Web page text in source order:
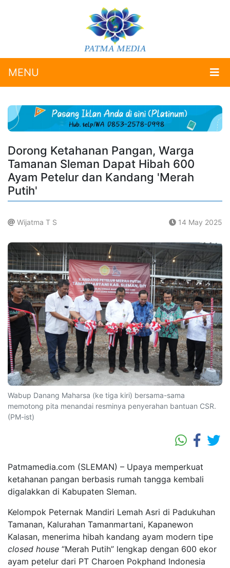
MENU
Dorong Ketahanan Pangan, Warga
Tamanan Sleman Dapat Hibah 600
Ayam Petelur dan Kandang 'Merah
Putih'
Wijatma T S 14 May 2025
Wabup Danang Maharsa (ke tiga kiri) bersama-sama
memotong pita menandai resminya penyerahan bantuan CSR.
(PM-ist)
Patmamedia.com (SLEMAN) – Upaya memperkuat
ketahanan pangan berbasis rumah tangga kembali
digalakkan di Kabupaten Sleman.
Kelompok Peternak Mandiri Lemah Asri di Padukuhan
Tamanan, Kalurahan Tamanmartani, Kapanewon
Kalasan, menerima hibah kandang ayam modern tipe
closed house “Merah Putih” lengkap dengan 600 ekor
ayam petelur dari PT Charoen Pokphand Indonesia